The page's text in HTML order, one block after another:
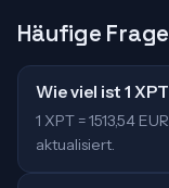
Häufige
Wie viel ist 1
1 XPT = 1513,54
aktualisiert.